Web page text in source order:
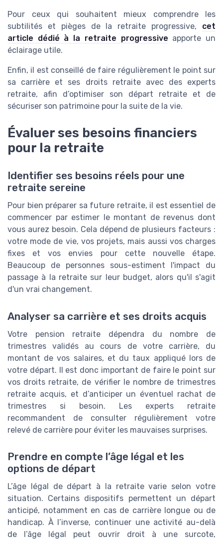
Pour ceux qui souhaitent mieux comprendre les
subtilités et pièges de la retraite progressive, cet
article dédié à la retraite progressive apporte un
éclairage utile.
Enfin, il est conseillé de faire régulièrement le point sur
sa carrière et ses droits retraite avec des experts
retraite, afin d’optimiser son départ retraite et de
sécuriser son patrimoine pour la suite de la vie.
Évaluer ses besoins financiers
pour la retraite
Identifier ses besoins réels pour une
retraite sereine
Pour bien préparer sa future retraite, il est essentiel de
commencer par estimer le montant de revenus dont
vous aurez besoin. Cela dépend de plusieurs facteurs :
votre mode de vie, vos projets, mais aussi vos charges
fixes et vos envies pour cette nouvelle étape.
Beaucoup de personnes sous-estiment l'impact du
passage à la retraite sur leur budget, alors qu'il s'agit
d'un vrai changement.
Analyser sa carrière et ses droits acquis
Votre pension retraite dépendra du nombre de
trimestres validés au cours de votre carrière, du
montant de vos salaires, et du taux appliqué lors de
votre départ. Il est donc important de faire le point sur
vos droits retraite, de vérifier le nombre de trimestres
retraite acquis, et d’anticiper un éventuel rachat de
trimestres si besoin. Les experts retraite
recommandent de consulter régulièrement votre
relevé de carrière pour éviter les mauvaises surprises.
Prendre en compte l’âge légal et les
options de départ
L’âge légal de départ à la retraite varie selon votre
situation. Certains dispositifs permettent un départ
anticipé, notamment en cas de carrière longue ou de
handicap. À l’inverse, continuer une activité au-delà
de l’âge légal peut ouvrir droit à une surcote,